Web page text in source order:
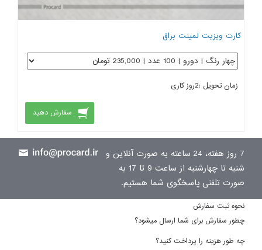
کارت ویزیت لمینت براق
زمان تحویل :2روز کاری
سفارش دهید
7 روز هفته، 24 ساعته به صورت آنلاین و
شنبه تا چهارشنبه از ساعت 9 تا 17 به
صورت تلفنی پاسخگوی شما هستیم.
نحوه ثبت سفارش
چطور سفارش برای شما ارسال میشود؟
چه طور هزینه را پرداخت کنید؟